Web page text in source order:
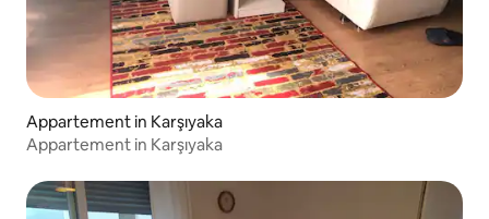
Appartement in Karşıyaka
Appartement in Karşıyaka